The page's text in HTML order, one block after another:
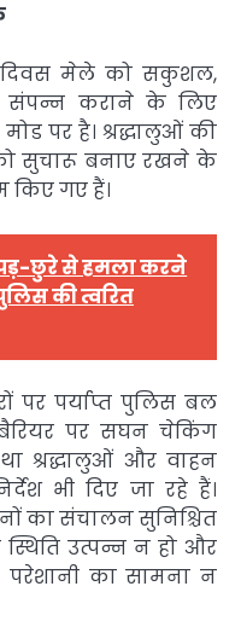
दिवस मेले को सकुशल,
संपन्न कराने के लिए
पर है। श्रद्धालुओं की
को सुचारू बनाए रखने के
किए गए हैं।
छुरे से हमला करने
की त्वरित
पर पर्याप्त पुलिस बल
पर सघन चेकिंग
श्रद्धालुओं और वाहन
भी दिए जा रहे हैं।
का संचालन सुनिश्चित
उत्पन्न न हो और
परेशानी का सामना न